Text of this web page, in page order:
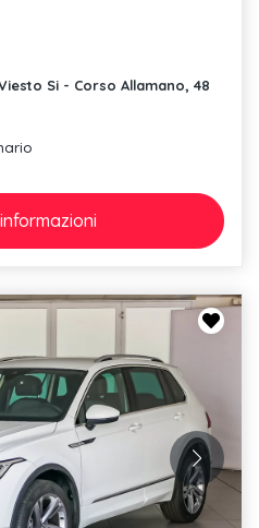
Si - Corso Allamano, 48
informazioni